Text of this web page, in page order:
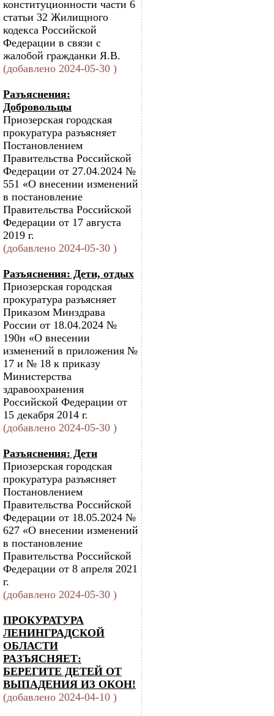
конституционности части 6
статьи 32 Жилищного
кодекса Российской
Федерации в связи с
жалобой гражданки Я.В.
(добавлено 2024-05-30 )
Разъяснения:
Добровольцы
Приозерская городская
прокуратура разъясняет
Постановлением
Правительства Российской
Федерации от 27.04.2024 №
551 «О внесении изменений
в постановление
Правительства Российской
Федерации от 17 августа
2019 г.
(добавлено 2024-05-30 )
Разъяснения: Дети, отдых
Приозерская городская
прокуратура разъясняет
Приказом Минздрава
России от 18.04.2024 №
190н «О внесении
изменений в приложения №
17 и № 18 к приказу
Министерства
здравоохранения
Российской Федерации от
15 декабря 2014 г.
(добавлено 2024-05-30 )
Разъяснения: Дети
Приозерская городская
прокуратура разъясняет
Постановлением
Правительства Российской
Федерации от 18.05.2024 №
627 «О внесении изменений
в постановление
Правительства Российской
Федерации от 8 апреля 2021
г.
(добавлено 2024-05-30 )
ПРОКУРАТУРА
ЛЕНИНГРАДСКОЙ
ОБЛАСТИ
РАЗЪЯСНЯЕТ:
БЕРЕГИТЕ ДЕТЕЙ ОТ
ВЫПАДЕНИЯ ИЗ ОКОН!
(добавлено 2024-04-10 )